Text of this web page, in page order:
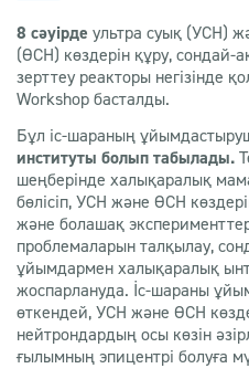
8 сәуірде ультра суық (УСН)
(ӨСН) көздерін құру,
зерттеу реакторы негізінде
Workshop басталды.
Бұл іс-шараның
институты болып табылады.
шеңберінде халықаралық
бөлісіп, УСН және ӨСН
және болашақ
проблемаларын талқылау,
ұйымдармен халықаралық
жоспарлануда. Іс-шараны
өткендей, УСН және ӨСН
нейтрондардың осы көзін
ғылымның эпицентрі болуға